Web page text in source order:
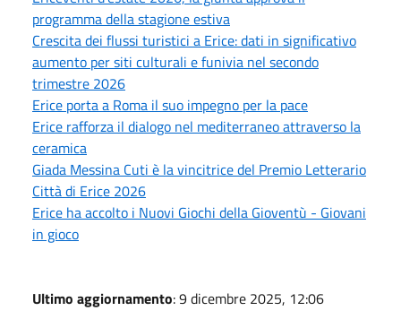
programma della stagione estiva
Crescita dei flussi turistici a Erice: dati in significativo
aumento per siti culturali e funivia nel secondo
trimestre 2026
Erice porta a Roma il suo impegno per la pace
Erice rafforza il dialogo nel mediterraneo attraverso la
ceramica
Giada Messina Cuti è la vincitrice del Premio Letterario
Città di Erice 2026
Erice ha accolto i Nuovi Giochi della Gioventù - Giovani
in gioco
Ultimo aggiornamento: 9 dicembre 2025, 12:06